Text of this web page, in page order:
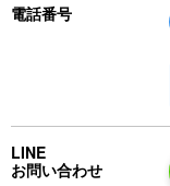
電話番号
LINE
お問い合わせ